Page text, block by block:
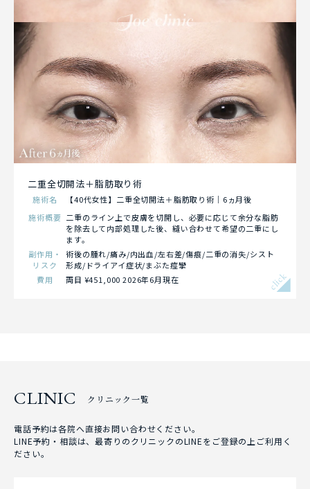
二重全切開法＋脂肪取り術
施術名
【40代女性】二重全切開法＋脂肪取り術｜6ヵ月後
施術概要 二重のライン上で皮膚を切開し、必要に応じて余分な脂肪
を除去して内部処理した後、縫い合わせて希望の二重にし
ます。
副作用・
リスク
術後の腫れ/痛み/内出血/左右差/傷痕/二重の消失/シスト
形成/ドライアイ症状/まぶた痙攣
費用
両目 ¥451,000 2026年6月現在 click
CLINIC クリニック一覧
電話予約は各院へ直接お問い合わせください。
LINE予約・相談は、最寄りのクリニックのLINEをご登録の上ご利用く
ださい。